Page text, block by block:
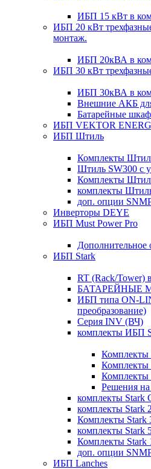
ИБП 15 кВт в
ИБП 20 кВт
монтаж.
ИБП 20кВА в
ИБП 30 кВт
ИБП 30кВА в
Внешние АКБ
Батарейные
ИБП VEKTOR
ИБП Штиль
Комплекты
Штиль SW300 с
Комплекты
комплекты
доп. опции
Инверторы DEYE
ИБП Must Power Pro
Дополнительное
ИБП Stark
RT (Rack/Tower)
БАТАРЕЙНЫЕ
ИБП типа ON-
преобразование)
Серия INV (ВЧ)
комплекты ИБП
Комплекты
Комплекты
Комплекты
Решения
комплекты Stark
комплекты Stark
Комплекты Stark
комплекты Stark
Комплекты
доп. опции
ИБП Lanches